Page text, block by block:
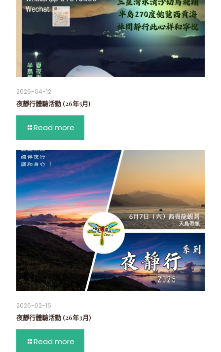
2026-04-12
夜靜行體驗活動 (26年5月)
Read more
2026-02-16
夜靜行體驗活動 (26年3月)
Read more